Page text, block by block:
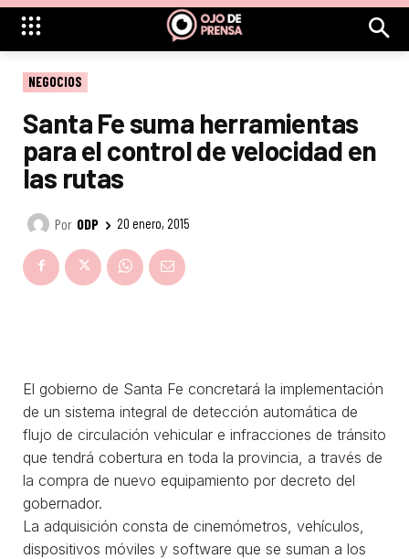
NEGOCIOS
Santa Fe suma herramientas
para el control de velocidad en
las rutas
Por ODP 20 enero, 2015
El gobierno de Santa Fe concretará la implementación
de un sistema integral de detección automática de
flujo de circulación vehicular e infracciones de tránsito
que tendrá cobertura en toda la provincia, a través de
la compra de nuevo equipamiento por decreto del
gobernador.
La adquisición consta de cinemómetros, vehículos,
dispositivos móviles y software que se suman a los